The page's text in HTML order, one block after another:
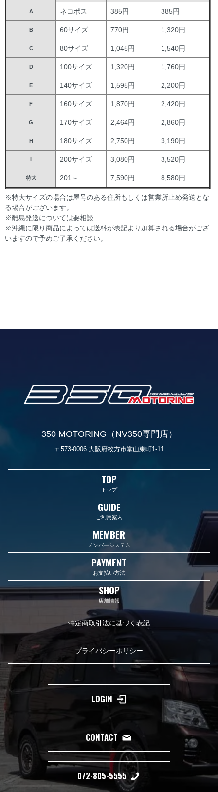
A ネコポス 385円 385円
B 60サイズ 770円 1,320円
C 80サイズ 1,045円 1,540円
D 100サイズ 1,320円 1,760円
E 140サイズ 1,595円 2,200円
F 160サイズ 1,870円 2,420円
G 170サイズ 2,464円 2,860円
H 180サイズ 2,750円 3,190円
I 200サイズ 3,080円 3,520円
特大 201～ 7,590円 8,580円
※特大サイズの場合は屋号のある住所もしくは営業所止め発送とな
る場合がございます。
※離島発送については要相談
※沖縄に限り商品によっては送料が表記より加算される場合がござ
いますので予めご了承ください。
350 MOTORING（NV350専門店）
〒573-0006 大阪府枚方市堂山東町1-11
TOP
トップ
GUIDE
ご利用案内
MEMBER
メンバーシステム
PAYMENT
お支払い方法
SHOP
店舗情報
特定商取引法に基づく表記
プライバシーポリシー
LOGIN
CONTACT
072-805-5555